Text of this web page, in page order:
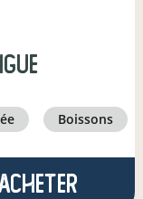
boissons